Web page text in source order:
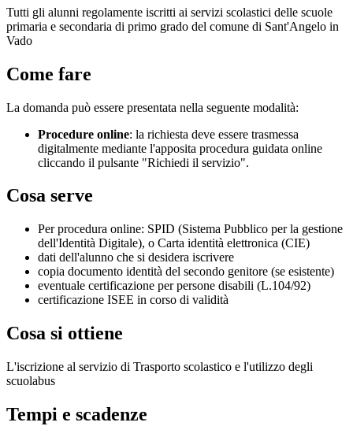
Tutti gli alunni regolamente iscritti ai servizi scolastici delle scuole
primaria e secondaria di primo grado del comune di Sant'Angelo in
Vado
Come fare
La domanda può essere presentata nella seguente modalità:
Procedure online: la richiesta deve essere trasmessa
digitalmente mediante l'apposita procedura guidata online
cliccando il pulsante "Richiedi il servizio".
Cosa serve
Per procedura online: SPID (Sistema Pubblico per la gestione
dell'Identità Digitale), o Carta identità elettronica (CIE)
dati dell'alunno che si desidera iscrivere
copia documento identità del secondo genitore (se esistente)
eventuale certificazione per persone disabili (L.104/92)
certificazione ISEE in corso di validità
Cosa si ottiene
L'iscrizione al servizio di Trasporto scolastico e l'utilizzo degli
scuolabus
Tempi e scadenze